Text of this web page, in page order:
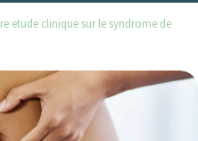
etude clinique sur le syndrome de